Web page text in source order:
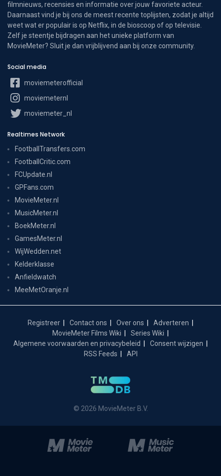
filmnieuws, recensies en informatie over jouw favoriete acteur.
Daarnaast vind je bij ons de meest recente toplijsten, zodat je altijd
weet wat er populair is op Netflix, in de bioscoop of op televisie.
Zelf je steentje bijdragen aan het unieke platform van
MovieMeter? Sluit je dan vrijblijvend aan bij onze community.
Social media
moviemeterofficial
moviemeternl
moviemeter_nl
Realtimes Network
FootballTransfers.com
FootballCritic.com
FCUpdate.nl
GPFans.com
MovieMeter.nl
MusicMeter.nl
BoekMeter.nl
GamesMeter.nl
WijWedden.net
Kelderklasse
Anfieldwatch
MeeMetOranje.nl
Registreer Contact ons Over ons
Adverteren
MovieMeter Films Wiki
Series Wiki
Algemene voorwaarden en privacybeleid
Consent wijzigen
RSS Feeds
API
© 2026 MovieMeter B.V.